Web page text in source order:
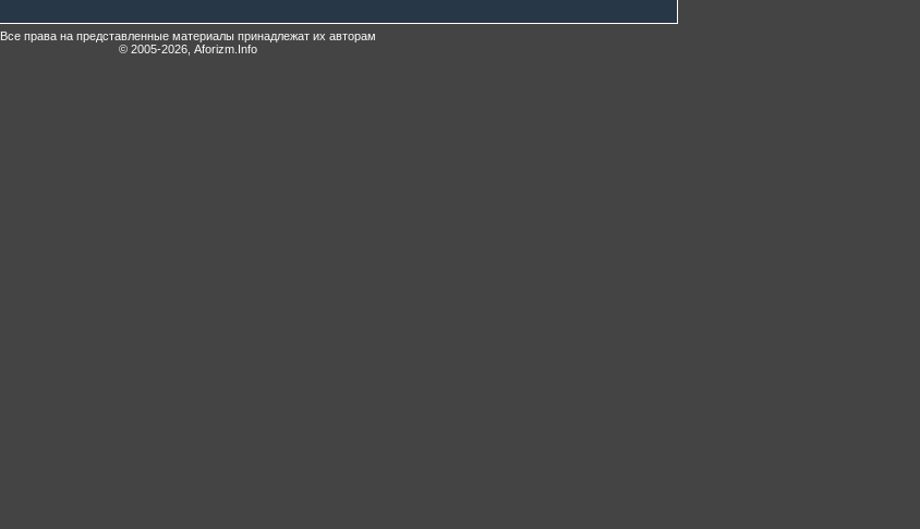
Все права на представленные материалы принадлежат их авторам
© 2005-2026, Aforizm.Info